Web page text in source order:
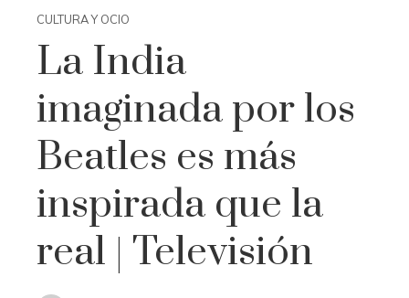
CULTURA Y OCIO
La India
imaginada por los
Beatles es más
inspirada que la
real | Televisión